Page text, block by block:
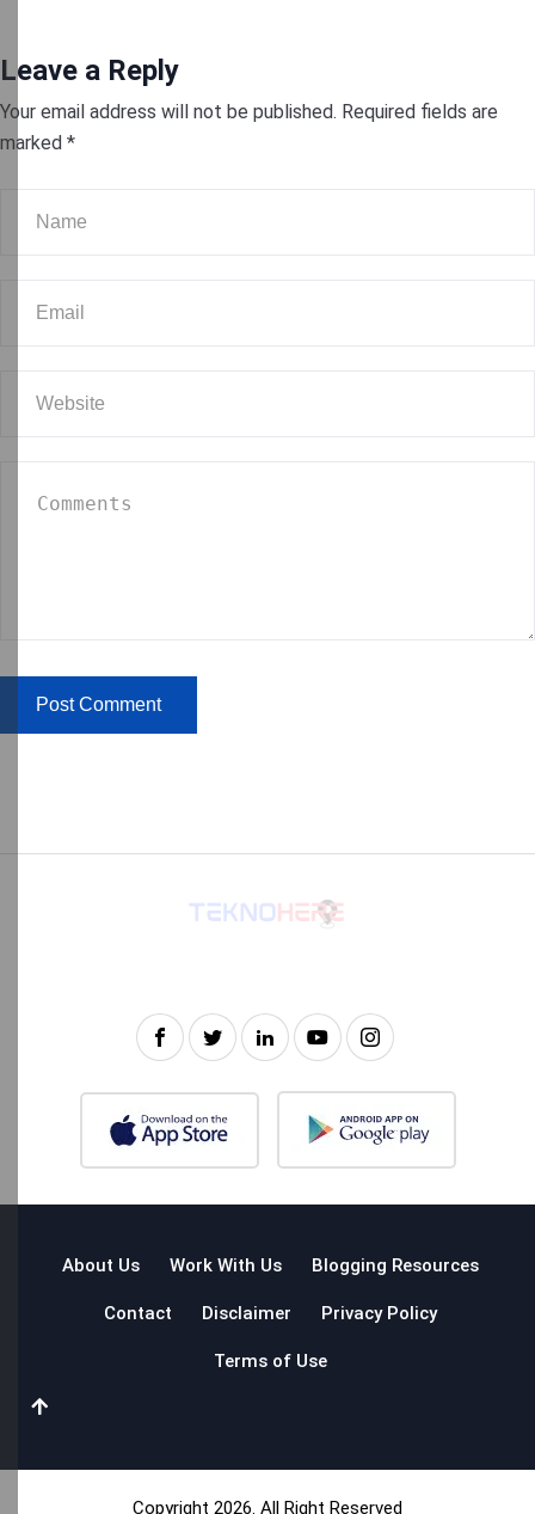
Leave a Reply
Your email address will not be published. Required fields are
marked *
About Us Work With Us Blogging Resources
Contact Disclaimer Privacy Policy
Terms of Use
Copyright 2026. All Right Reserved